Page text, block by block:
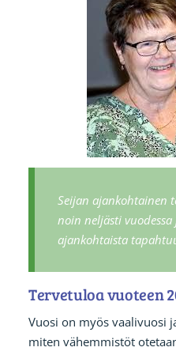
Seijan ajankohtainen
noin neljästi
ajankohtaista
Tervetuloa vuoteen
Vuosi on myös vaalivuosi
miten vähemmistöt